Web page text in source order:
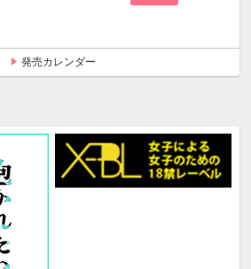
発売カレンダー